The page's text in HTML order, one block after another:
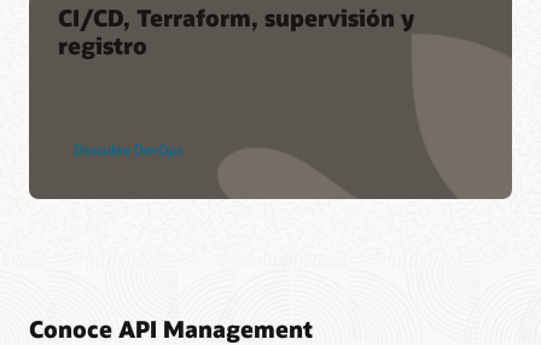
CI/CD, Terraform, supervisión y
registro
Descubre DevOps
Conoce API Management